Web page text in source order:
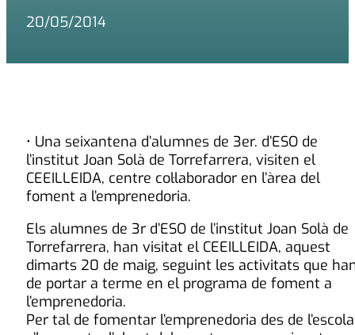
20/05/2014
• Una seixantena d’alumnes de 3er. d’ESO de
l’institut Joan Solà de Torrefarrera, visiten el
CEEILLEIDA, centre col·laborador en l’àrea del
foment a l’emprenedoria.
Els alumnes de 3r d’ESO de l’institut Joan Solà de
Torrefarrera, han visitat el CEEILLEIDA, aquest
dimarts 20 de maig, seguint les activitats que
de portar a terme en el programa de foment a
l’emprenedoria.
Per tal de fomentar l’emprenedoria des de